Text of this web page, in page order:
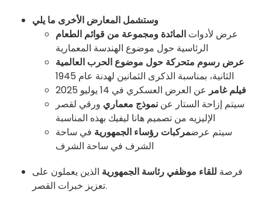
وستشمل المعارض الأخرى ما يلي
عرض لأدوات المائدة ومجموعة من قوائم الطعام
الرئاسية حول موضوع الهندسة المعمارية
عرض رسوم متحركة حول موضوع الحرب العالمية
الثانية، بمناسبة الذكرى الثمانين لهدنة عام 1945
فيلم غامر عن العرض العسكري في 14 يوليو 2025
سيتم إزاحة الستار عن نموذج معماري ورقي لقصر
الإليزيه من تصميم هانا ليفيك بهذه المناسبة
سيتم عرضمركبات رؤساء الجمهورية في ساحة
الشرف في ساحة الشرف
فرصة للقاء موظفي رئاسة الجمهورية الذين يعملون على
تعزيز خبرات القصر.